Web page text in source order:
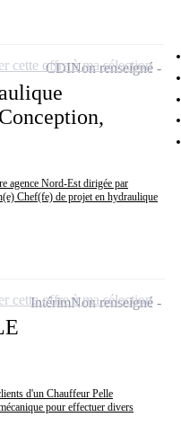
agence Nord-Est dirigée par
Chef(fe) de projet en hydraulique
CDINon renseigné
cette offre à ma sélection
d'un Chauffeur Pelle
pour effectuer divers
IntérimNon renseigné
cette offre à ma sélection